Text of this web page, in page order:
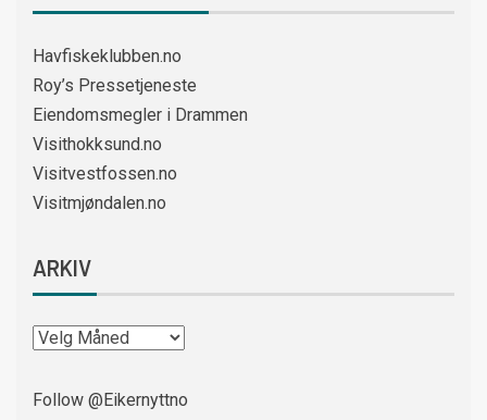
Havfiskeklubben.no
Roy’s Pressetjeneste
Eiendomsmegler i Drammen
Visithokksund.no
Visitvestfossen.no
Visitmjøndalen.no
ARKIV
Follow @Eikernyttno